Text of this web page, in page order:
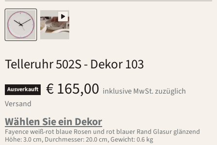
Telleruhr 502S- Dekor 103
Ausverkauft € 165,00 inklusive MwSt. zuzüglich
Versand
Wählen Sie ein Dekor
Fayence weiß-rot blaue Rosen und rot blauer Rand Glasur glänzend
Höhe: 3.0 cm, Durchmesser: 20.0 cm, Gewicht: 0.6 kg